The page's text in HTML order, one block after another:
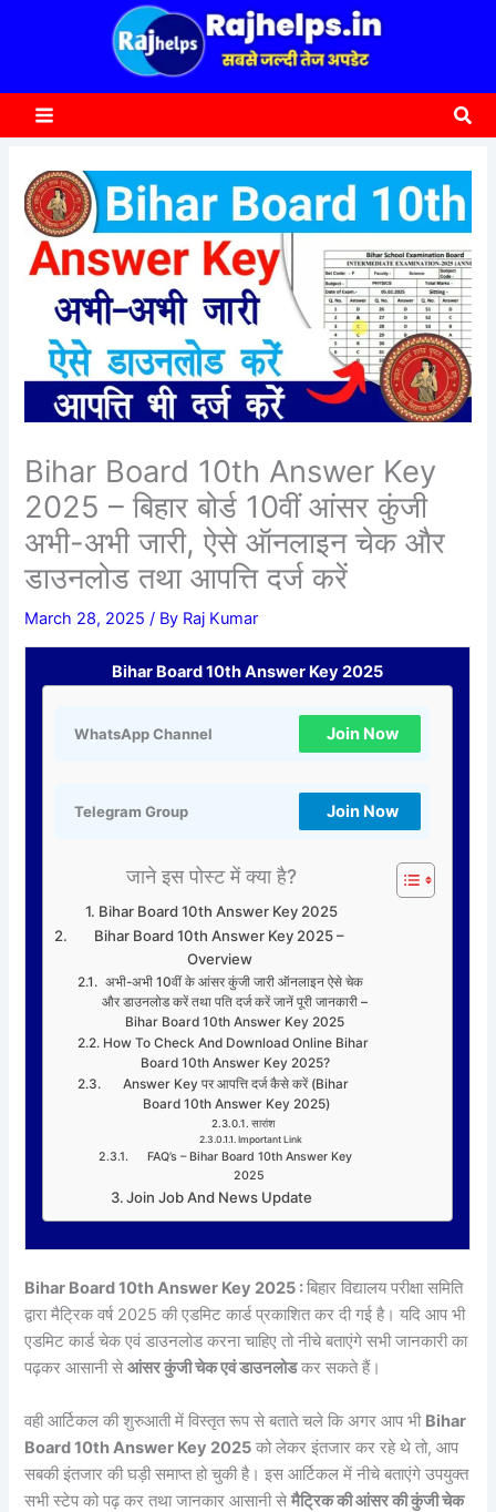
Bihar Board 10th Answer Key
2025 – बिहार बोर्ड 10वीं आंसर कुंजी
अभी-अभी जारी, ऐसे ऑनलाइन चेक और
डाउनलोड तथा आपत्ति दर्ज करें
March 28, 2025/ By Raj Kumar
Bihar Board 10th Answer Key 2025
WhatsApp Channel Join Now
Telegram Group Join Now
जाने इस पोस्ट में क्या है?
Bihar Board 10th Answer Key 2025
Bihar Board 10th Answer Key 2025 –
Overview
अभी-अभी 10वीं के आंसर कुंजी जारी ऑनलाइन ऐसे चेक
और डाउनलोड करें तथा पति दर्ज करें जानें पूरी जानकारी –
Bihar Board 10th Answer Key 2025
How To Check And Download Online Bihar
Board 10th Answer Key 2025?
Answer Key पर आपत्ति दर्ज कैसे करें (Bihar
Board 10th Answer Key 2025)
सारांश
Important Link
FAQ’s – Bihar Board 10th Answer Key
2025
Join Job And News Update
Bihar Board 10th Answer Key 2025 :बिहार विद्यालय परीक्षा समिति
द्वारा मैट्रिक वर्ष 2025 की एडमिट कार्ड प्रकाशित कर दी गई है। यदि आप भी
एडमिट कार्ड चेक एवं डाउनलोड करना चाहिए तो नीचे बताएंगे सभी जानकारी का
पढ़कर आसानी सेआंसर कुंजी चेक एवं डाउनलोडकर सकते हैं।
वही आर्टिकल की शुरुआती में विस्तृत रूप से बताते चले कि अगर आप भी Bihar
Board 10th Answer Key 2025 को लेकर इंतजार कर रहे थे तो, आप
सबकी इंतजार की घड़ी समाप्त हो चुकी है। इस आर्टिकल में नीचे बताएंगे उपयुक्त
सभी स्टेप को पढ़ कर तथा जानकार आसानी सेमैट्रिक की आंसर की कुंजी चेक
c